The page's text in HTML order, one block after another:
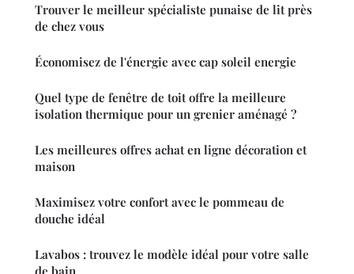
Trouver le meilleur spécialiste punaise de lit près
de chez vous
Économisez de l'énergie avec cap soleil energie
Quel type de fenêtre de toit offre la meilleure
isolation thermique pour un grenier aménagé ?
Les meilleures offres achat en ligne décoration et
maison
Maximisez votre confort avec le pommeau de
douche idéal
Lavabos : trouvez le modèle idéal pour votre salle
de bain